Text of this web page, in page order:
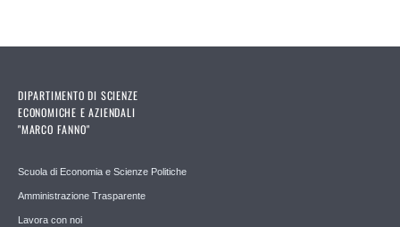
DIPARTIMENTO DI SCIENZE
ECONOMICHE E AZIENDALI
"MARCO FANNO"
Scuola di Economia e Scienze Politiche
Amministrazione Trasparente
Lavora con noi